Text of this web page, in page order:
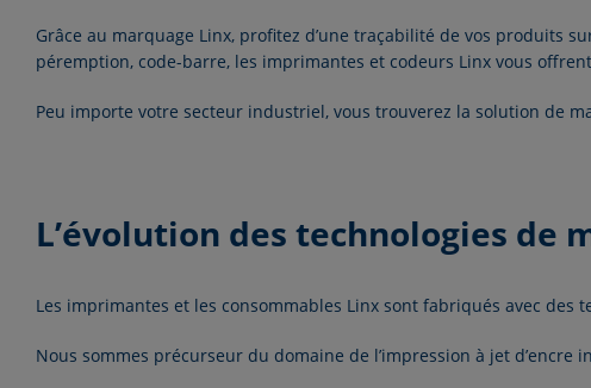
Grâce au marquage Linx, profitez d’une traçabilité de vos produits
péremption, code-barre, les imprimantes et codeurs Linx vous
Peu importe votre secteur industriel, vous trouverez la solution de
L’évolution des technologies de
Les imprimantes et les consommables Linx sont fabriqués avec des
Nous sommes précurseur du domaine de l’impression à jet